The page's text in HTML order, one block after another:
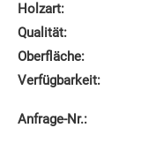
Holzart:
Qualität:
Oberfläche:
Verfügbarkeit:
Anfrage‑Nr.: